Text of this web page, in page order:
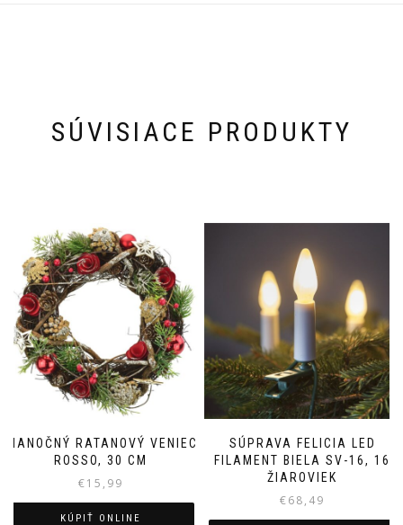
SÚVISIACE PRODUKTY
VIANOČNÝ RATANOVÝ VENIEC
ROSSO, 30 CM
€15,99
KÚPIŤ ONLINE
SÚPRAVA FELICIA LED
FILAMENT BIELA SV-16, 16
ŽIAROVIEK
€68,49